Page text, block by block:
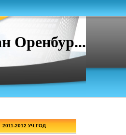
Оренбур...
2011-2012 УЧ.ГОД